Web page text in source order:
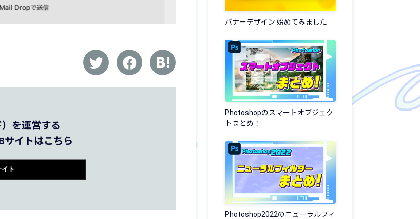
を運営する
サイトはこちら
ト
バナーデザイン 始めてみました
Photoshopのスマートオブジェク
トまとめ！
Photoshop2022のニューラルフィ